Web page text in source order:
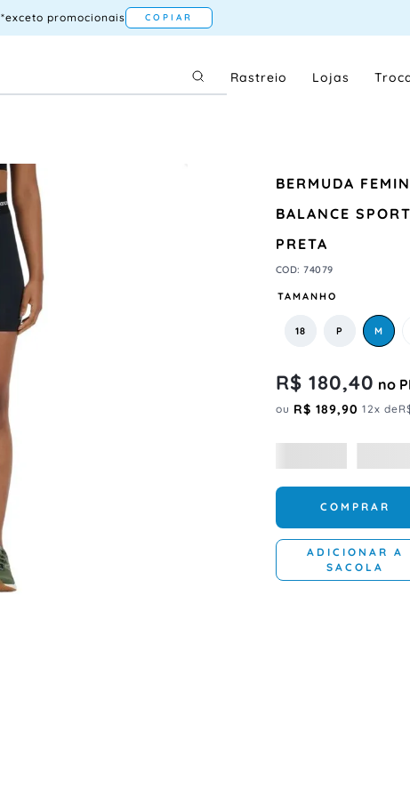
*exceto promocionais COPIAR
Rastreio Lojas
BERMUDA
BALANCE
PRETA
COD:74079
TAMANHO
18 P M
R$ 180,40 no
ou R$ 189,90 12x de
COMPRAR
ADICIONAR A
SACOLA